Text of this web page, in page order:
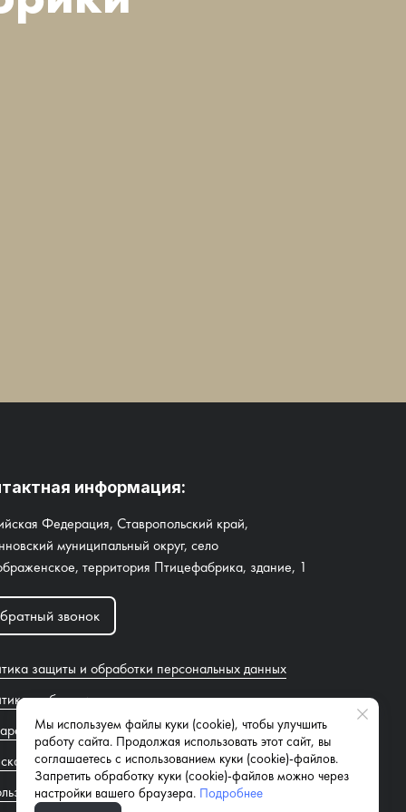
информация:
Федерация, Ставропольский край,
муниципальный округ, село
территория Птицефабрика, здание, 1
звонок
защиты и обработки персональных данных
в области охраны труда
соответствия условий труда
о подаче результатов
файлов куки (cookie)
Мы используем файлы куки (cookie), чтобы улучшить
работу сайта. Продолжая использовать этот сайт, вы
соглашаетесь с использованием куки (cookie)-файлов.
Запретить обработку куки (cookie)-файлов можно через
настройки вашего браузера. Подробнее